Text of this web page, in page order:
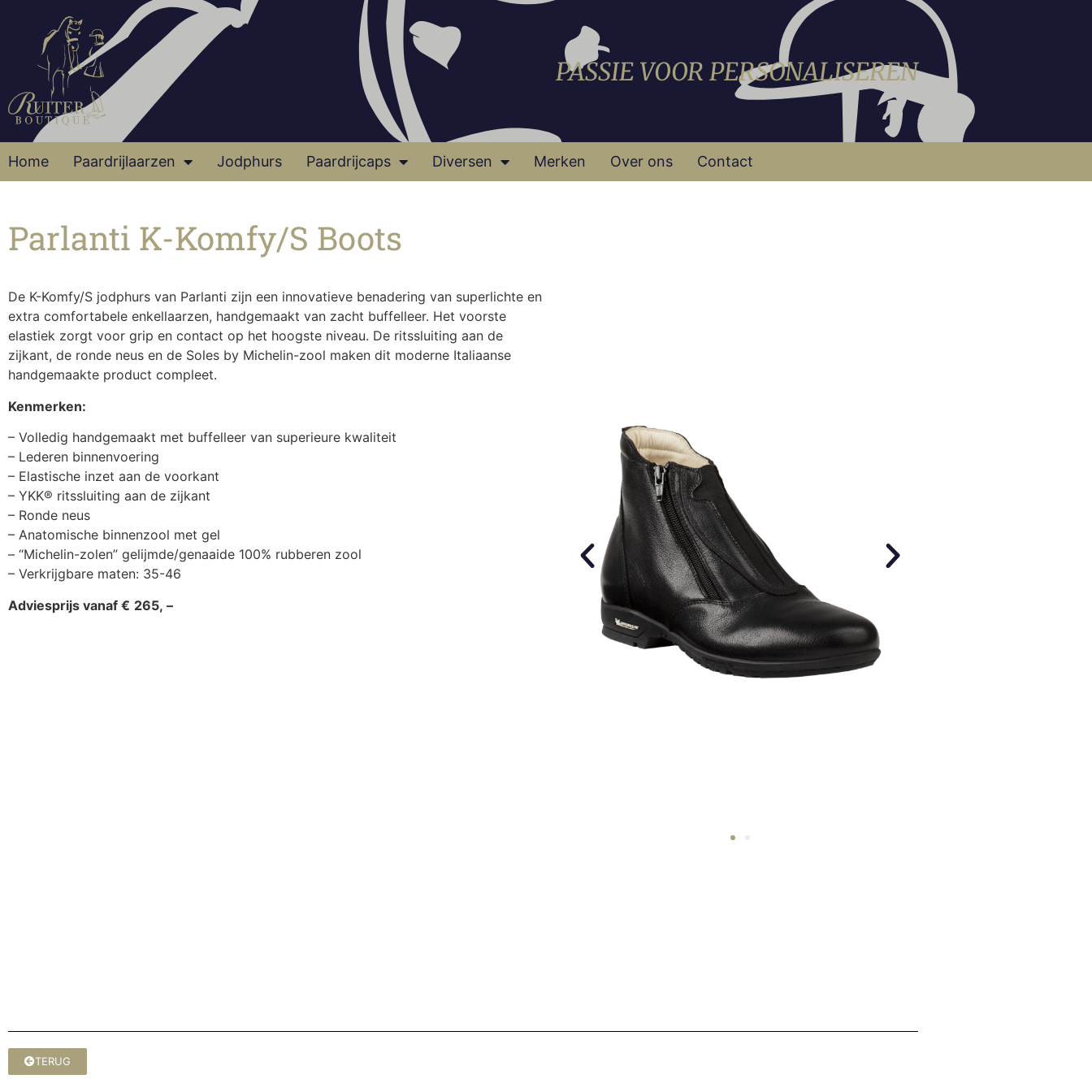
PASSIE VOOR PERSONALISEREN
Home Paardrijlaarzen Jodphurs Paardrijcaps Diversen Merken Over ons Contact
Parlanti K-Komfy/S Boots
De K-Komfy/S jodphurs van Parlanti zijn een innovatieve benadering van superlichte en
extra comfortabele enkellaarzen, handgemaakt van zacht buffelleer. Het voorste
elastiek zorgt voor grip en contact op het hoogste niveau. De ritssluiting aan de
zijkant, de ronde neus en de Soles by Michelin-zool maken dit moderne Italiaanse
handgemaakte product compleet.
Kenmerken:
– Volledig handgemaakt met buffelleer van superieure kwaliteit
– Lederen binnenvoering
– Elastische inzet aan de voorkant
– YKK® ritssluiting aan de zijkant
– Ronde neus
– Anatomische binnenzool met gel
– “Michelin-zolen” gelijmde/genaaide 100% rubberen zool
– Verkrijgbare maten: 35-46
Adviesprijs vanaf € 265, –
TERUG